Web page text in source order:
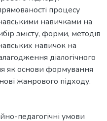
процесу
навичками на
змісту, форми, методів
навичок на
діалогічного
як основи формування
жанрового підходу.
педагогічні умови